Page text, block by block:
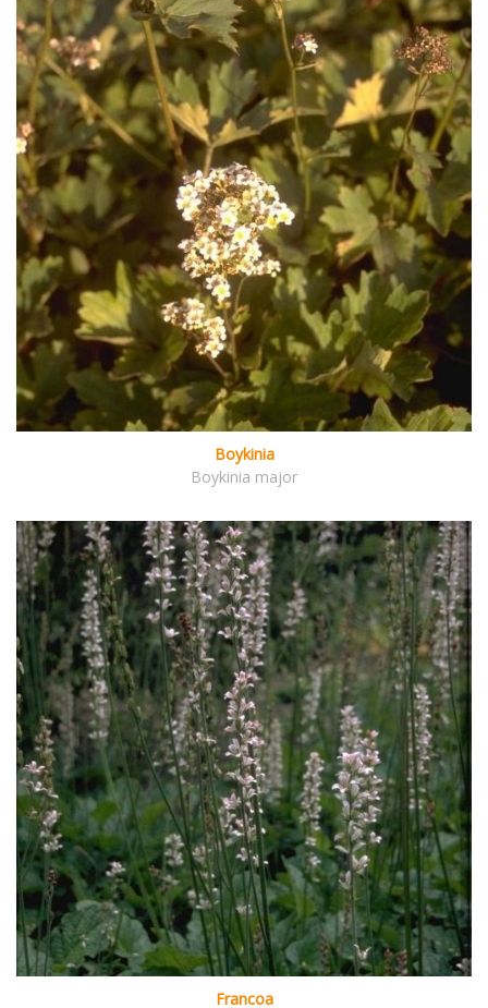
Boykinia
Boykinia major
Francoa